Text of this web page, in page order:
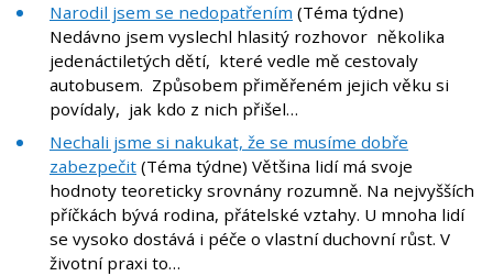
Narodil jsem se nedopatřením (Téma týdne)
Nedávno jsem vyslechl hlasitý rozhovor několika
jedenáctiletých dětí, které vedle mě cestovaly
autobusem. Způsobem přiměřeném jejich věku si
povídaly, jak kdo z nich přišel…
Nechali jsme si nakukat, že se musíme dobře
zabezpečit (Téma týdne) Většina lidí má svoje
hodnoty teoreticky srovnány rozumně. Na nejvyšších
příčkách bývá rodina, přátelské vztahy. U mnoha lidí
se vysoko dostává i péče o vlastní duchovní růst. V
životní praxi to…